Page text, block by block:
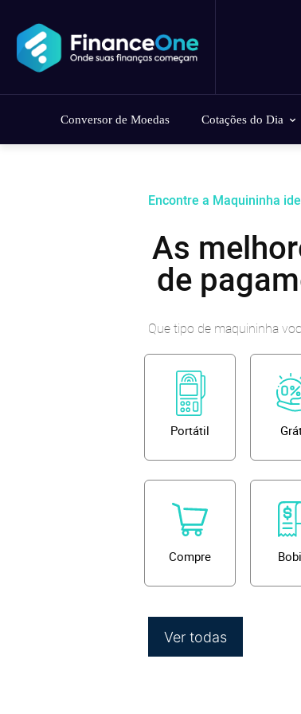
Conversor de Moedas Cotações do Dia
Encontre a Maquininha
As
de
Que tipo de maquininha
Portátil
Compre
Ver todas